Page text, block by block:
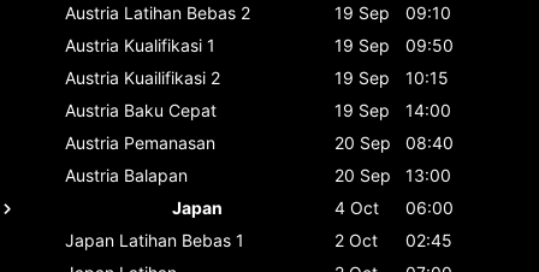
Austria Latihan Bebas 2 19 Sep
09:10
Austria Kualifikasi 1 19 Sep
09:50
Austria Kuailifikasi 2 19 Sep
10:15
Austria Baku Cepat 19 Sep
14:00
Austria Pemanasan 20 Sep
08:40
Austria Balapan 20 Sep
13:00
Japan
4 Oct
06:00
Japan Latihan Bebas 1 2 Oct
02:45